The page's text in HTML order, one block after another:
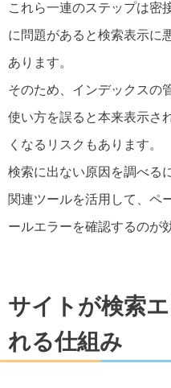
これら一連のステップは密
に問題があると検索表示に
あります。
そのため、インデックスの
使い方を誤ると本来表示さ
くなるリスクもあります。
検索に出ない原因を調べる
関連ツールを活用して、ペ
ールエラーを確認するのが
サイトが検索
れる仕組み